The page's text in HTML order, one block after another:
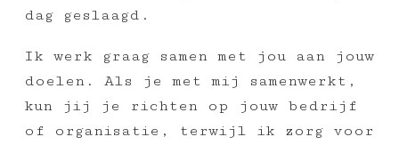
dag geslaagd.
Ik werk graag samen met jou aan jouw
doelen. Als je met mij samenwerkt,
kun jij je richten op jouw bedrijf
of organisatie, terwijl ik zorg voor